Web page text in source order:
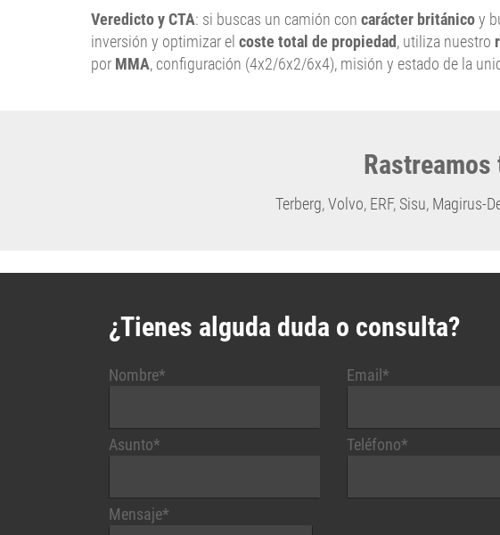
Veredicto y CTA: si buscas un camión con carácter británicoy
inversión y optimizar el coste total de propiedad, utiliza nuestro
por MMA, configuración (4x2/6x2/6x4), misión y estado de la
Terberg,Volvo, ERF, Sisu, Magirus-
¿Tienes alguda duda o consulta?
Nombre*
Asunto*
Email*
Teléfono*
Mensaje*